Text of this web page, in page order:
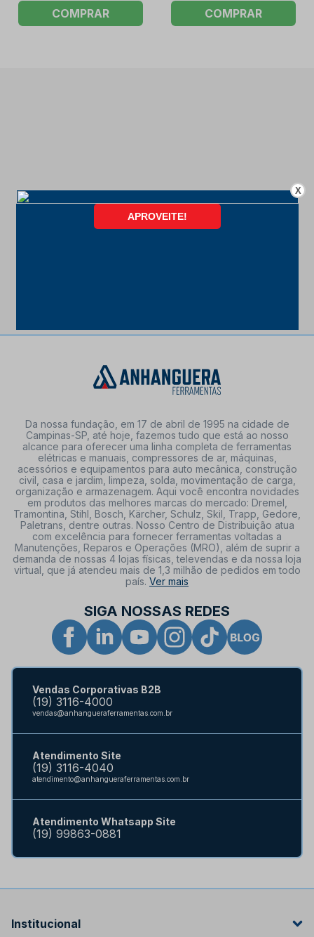
COMPRAR COMPRAR
FORMAS DE PAGAMENTO
Da nossa fundação, em 17 de abril de 1995 na cidade de
Campinas-SP, até hoje, fazemos tudo que está ao nosso
alcance para oferecer uma linha completa de ferramentas
elétricas e manuais, compressores de ar, máquinas,
acessórios e equipamentos para auto mecânica, construção
civil, casa e jardim, limpeza, solda, movimentação de carga,
organização e armazenagem. Aqui você encontra novidades
em produtos das melhores marcas do mercado: Dremel,
Tramontina, Stihl, Bosch, Kärcher, Schulz, Skil, Trapp, Gedore,
Paletrans, dentre outras. Nosso Centro de Distribuição atua
com excelência para fornecer ferramentas voltadas a
Manutenções, Reparos e Operações (MRO), além de suprir a
demanda de nossas 4 lojas físicas, televendas e da nossa loja
virtual, que já atendeu mais de 1,3 milhão de pedidos em todo
país. Ver mais
SIGA NOSSAS REDES
Vendas Corporativas B2B
(19) 3116-4000
vendas@anhangueraferramentas.com.br
Atendimento Site
(19) 3116-4040
atendimento@anhangueraferramentas.com.br
Atendimento Whatsapp Site
(19) 99863-0881
Institucional
X